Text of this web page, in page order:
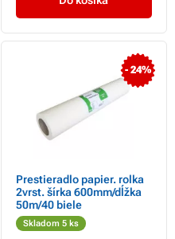
- 24%
Prestieradlo papier. rolka
2vrst. šírka 600mm/dĺžka
50m/40 biele
Skladom 5 ks